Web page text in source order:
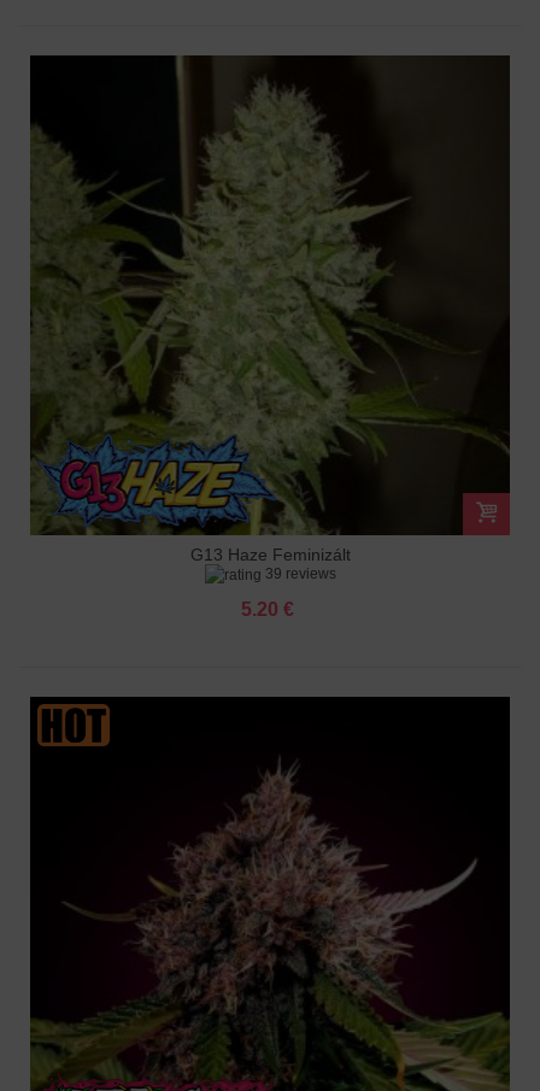
G13 Haze Feminizált
39 reviews
5.20 €